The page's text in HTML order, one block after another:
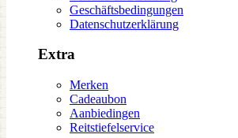
Geschäftsbedingungen
Datenschutzerklärung
Extra
Merken
Cadeaubon
Aanbiedingen
Reitstiefelservice